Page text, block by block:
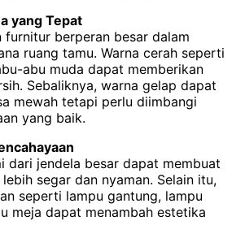
yang Tepat
furnitur berperan besar dalam
ruang tamu. Warna cerah seperti
abu muda dapat memberikan
Sebaliknya, warna gelap dapat
mewah tetapi perlu diimbangi
yang baik.
dari jendela besar dapat membuat
segar dan nyaman. Selain itu,
seperti lampu gantung, lampu
meja dapat menambah estetika